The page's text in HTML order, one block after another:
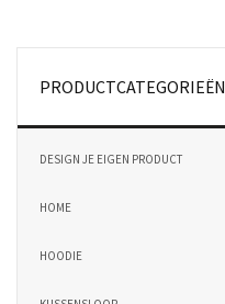
PRODUCTCATEGORIEËN
DESIGN JE EIGEN PRODUCT
HOME
HOODIE